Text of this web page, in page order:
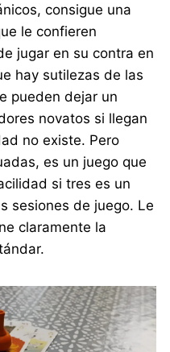
consigue una
le confieren
jugar en su contra en
hay sutilezas de las
pueden dejar un
novatos si llegan
no existe. Pero
es un juego que
si tres es un
sesiones de juego. Le
claramente la